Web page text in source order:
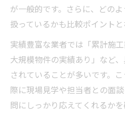
が一般的です。さらに、どの
扱っているかも比較ポイントと
実績豊富な業者では「累計施
大規模物件の実績あり」など
されていることが多いです。
際に現場見学や担当者との面
問にしっかり応えてくれるかを